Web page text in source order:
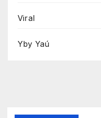
Viral
Yby Yaú